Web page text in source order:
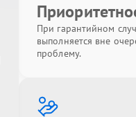
При гарантийном
выполняется вне
проблему.